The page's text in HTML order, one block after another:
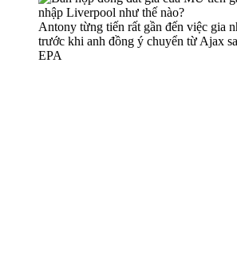
Antony từng tiến rất gần đến việc gia
trước khi anh đồng ý chuyển từ Ajax
EPA